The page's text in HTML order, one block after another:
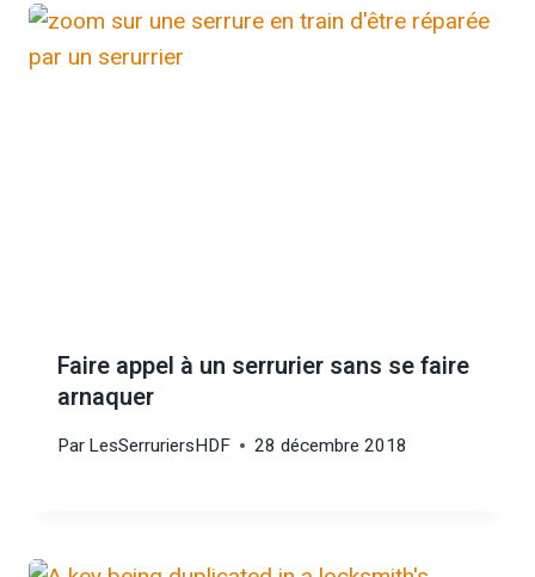
Faire appel à un serrurier sans se faire
arnaquer
Par LesSerruriersHDF 28 décembre 2018